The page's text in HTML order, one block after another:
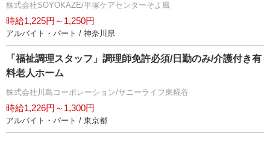
株式会社SOYOKAZE/平塚ケアセンターそよ風
時給1,225円～1,250円
アルバイト・パート / 神奈川県
「福祉調理スタッフ」調理師免許必須/日勤のみ/介護付き有
料老人ホーム
株式会社川島コーポレーション/サニーライフ東糀谷
時給1,226円～1,300円
アルバイト・パート / 東京都